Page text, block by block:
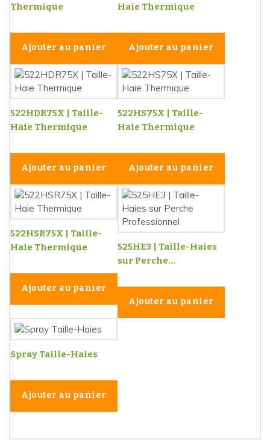
Thermique
Ajouter au panier
Haie Thermique
Ajouter au panier
522HDR75X | Taille-
Haie Thermique
Ajouter au panier
522HS75X | Taille-
Haie Thermique
Ajouter au panier
522HSR75X | Taille-
Haie Thermique
Ajouter au panier
525HE3 | Taille-Haies
sur Perche...
Ajouter au panier
Spray Taille-Haies
Ajouter au panier